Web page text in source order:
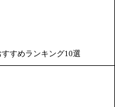
すめランキング10選